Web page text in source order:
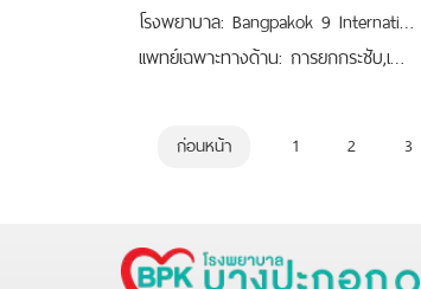
โรงพยาบาล: Bangpakok 9 International Hospital
เเพทย์เฉพาะทางด้าน: การยกกระชับ,เทคนิคการออกแบบใบหน้า,เวชศาสตร์ความงาม,เวชศาสตร์ชะลอวัย และฟื้นฟูสุขภาพ
ก่อนหน้า 1 2 3